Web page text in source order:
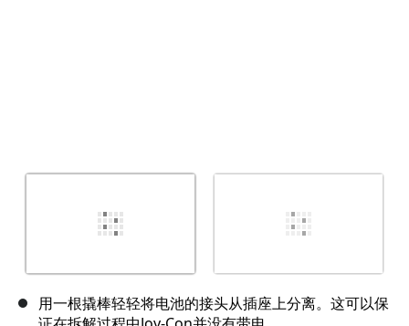
用一根撬棒轻轻将电池的接头从插座上分离。这可以保